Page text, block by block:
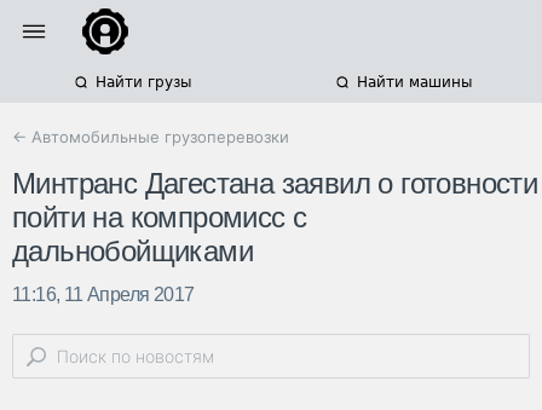
Найти грузы Найти машины
← Автомобильные грузоперевозки
Минтранс Дагестана заявил о готовности
пойти на компромисс с
дальнобойщиками
11:16, 11 Апреля 2017